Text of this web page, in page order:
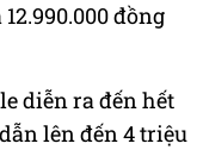
đồng
diễn ra đến hết
lên đến 4 triệu